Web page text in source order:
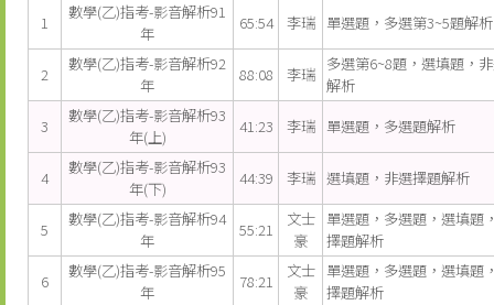
1
數學(乙)指考-影音解析91
年
65:54 李瑞 單選題，多選第3~5題解析
2
數學(乙)指考-影音解析92
年
88:08 李瑞
多選第6~8題，選填題，
解析
3
數學(乙)指考-影音解析93
年(上)
41:23 李瑞 單選題，多選題解析
4
數學(乙)指考-影音解析93
年(下)
44:39 李瑞 選填題，非選擇題解析
5
數學(乙)指考-影音解析94
年
55:21
文士
豪
單選題，多選題，選填題
擇題解析
6
數學(乙)指考-影音解析95
年
78:21
文士
豪
單選題，多選題，選填題
擇題解析